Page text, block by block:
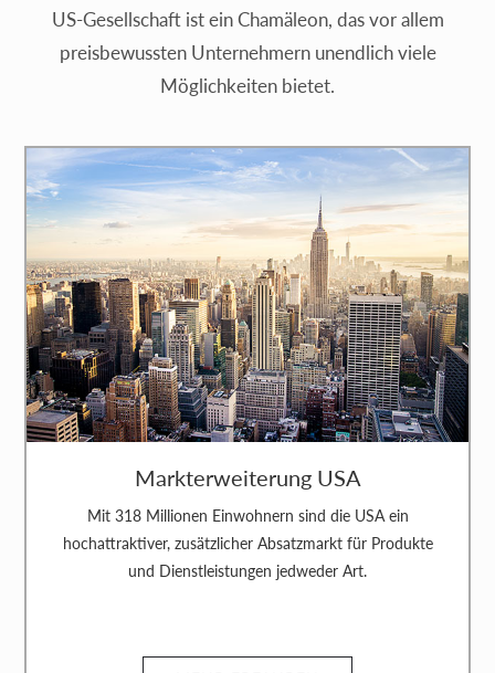
US-Gesellschaft ist ein Chamäleon, das vor allem
preisbewussten Unternehmern unendlich viele
Möglichkeiten bietet.
Markterweiterung USA
Mit 318 Millionen Einwohnern sind die USA ein
hochattraktiver, zusätzlicher Absatzmarkt für Produkte
und Dienstleistungen jedweder Art.